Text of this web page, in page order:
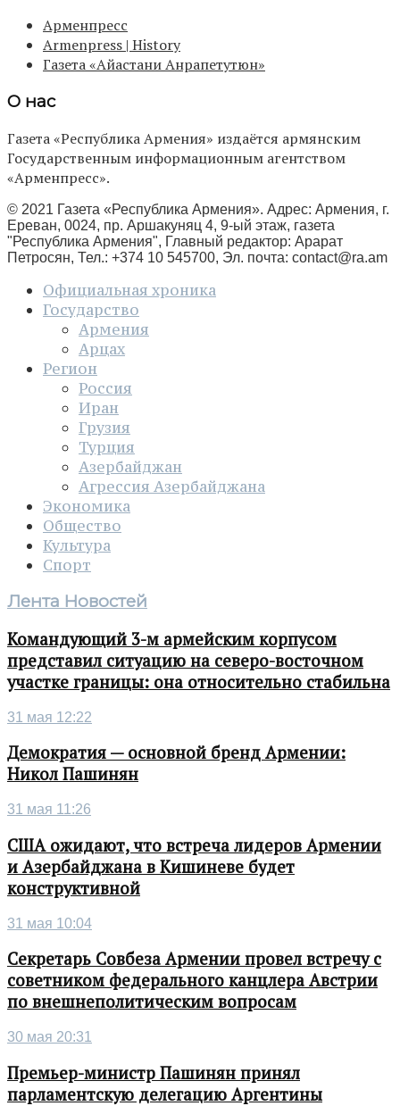
Арменпресс
Armenpress | History
Газета «Айастани Анрапетутюн»
О нас
Газета «Республика Армения» издаётся армянским
Государственным информационным агентством
«Арменпресс».
© 2021 Газета «Республика Армения». Адрес: Армения, г.
Ереван, 0024, пр. Аршакуняц 4, 9-ый этаж, газета
"Республика Армения", Главный редактор: Арарат
Петросян, Тел.: +374 10 545700, Эл. почта: contact@ra.am
Официальная хроника
Государство
Армения
Арцах
Регион
Россия
Иран
Грузия
Турция
Азербайджан
Агрессия Азербайджана
Экономика
Общество
Культура
Спорт
Лента Новостей
Командующий 3-м армейским корпусом
представил ситуацию на северо-восточном
участке границы: она относительно стабильна
31 мая 12:22
Демократия — основной бренд Армении:
Никол Пашинян
31 мая 11:26
США ожидают, что встреча лидеров Армении
и Азербайджана в Кишиневе будет
конструктивной
31 мая 10:04
Секретарь Совбеза Армении провел встречу с
советником федерального канцлера Австрии
по внешнеполитическим вопросам
30 мая 20:31
Премьер-министр Пашинян принял
парламентскую делегацию Аргентины